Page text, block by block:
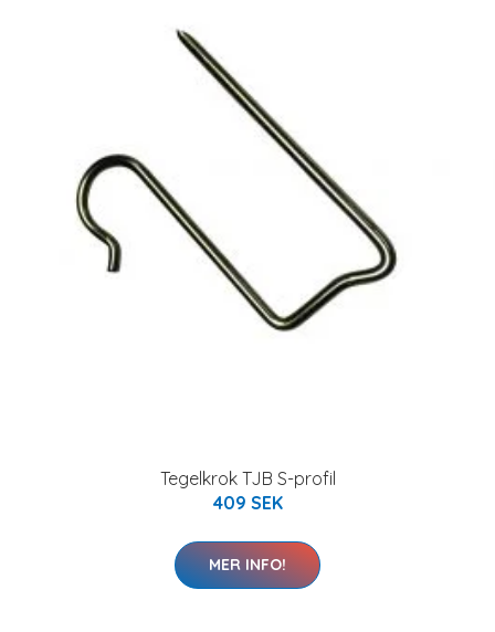
Tegelkrok TJB S-profil
409 SEK
MER INFO!